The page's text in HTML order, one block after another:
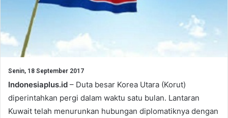
Senin, 18 September 2017
Indonesiaplus.id – Duta besar Korea Utara (Korut)
diperintahkan pergi dalam waktu satu bulan. Lantaran
Kuwait telah menurunkan hubungan diplomatiknya dengan